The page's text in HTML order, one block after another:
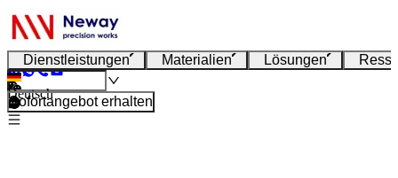
Dienstleistungen Materialien Lösungen
Deutsch
Sofortangebot erhalten